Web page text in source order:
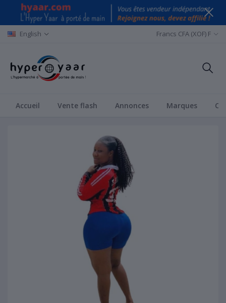
English Francs CFA (XOF) F
Accueil Vente flash Annonces Marques